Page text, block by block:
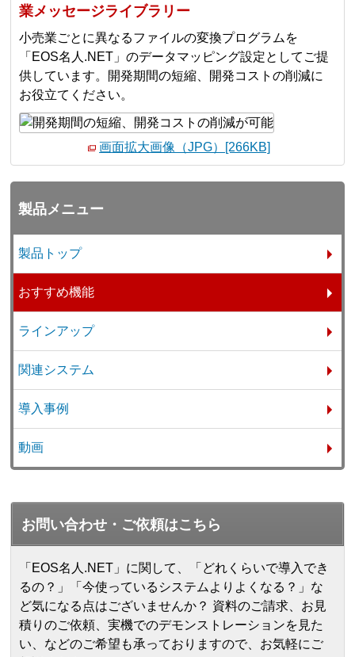
業メッセージライブラリー
小売業ごとに異なるファイルの変換プログラムを
「EOS名人.NET」のデータマッピング設定としてご提
供しています。開発期間の短縮、開発コストの削減に
お役立てください。
画面拡大画像（JPG）[266KB]
製品メニュー
製品トップ
おすすめ機能
ラインアップ
関連システム
導入事例
動画
お問い合わせ・ご依頼はこちら
「EOS名人.NET」に関して、「どれくらいで導入でき
るの？」「今使っているシステムよりよくなる？」な
ど気になる点はございませんか？ 資料のご請求、お見
積りのご依頼、実機でのデモンストレーションを見た
い、などのご希望も承っておりますので、お気軽にご